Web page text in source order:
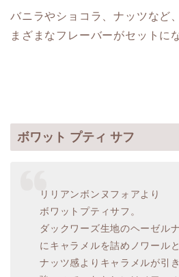
バニラやショコラ、ナッツなど
まざまなフレーバーがセットに
ボワット プティ サフ
リリアンボンヌフォアより
ボワットプティサフ。
ダックワーズ生地のヘーゼル
にキャラメルを詰めノワール
ナッツ感よりキャラメルが引